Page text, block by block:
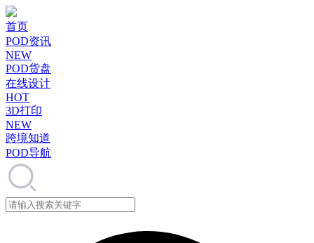
首页
POD资讯
NEW
POD货盘
在线设计
HOT
3D打印
NEW
跨境知道
POD导航